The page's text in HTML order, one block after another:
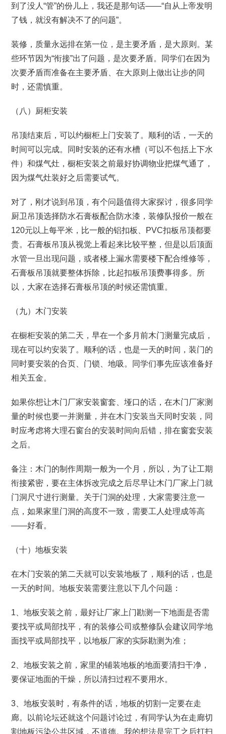
到了没人“管”的份儿上，我还是那句话——“自从上帝发明
了钱，就没有解决不了的问题”。
装修，质量永远排在第一位，是主要矛盾，是大原则。某
些环节因为“衔接”出了问题，是次要矛盾。同学们在因为
次要矛盾而准备在主要矛盾、在大原则上做出让步的同
时，还需慎重。
（八）厨柜安装
吊顶结束后，可以约橱柜上门安装了。顺利的话，一天的
时间可以完成。同时安装的还有水槽（可以不包括上下水
件）和煤气灶，橱柜安装之前最好协调物业把煤气通了，
因为煤气灶装好之后需要试气。
对了，刚才说到吊顶，有个问题值得大家探讨，很多同学
厨卫吊顶选择防水石膏板配合防水漆，装修队报价一般在
120元以上每平米，比一般的铝扣板、PVC扣板吊顶都要
贵。石膏板吊顶从视觉上看起来比较平整，但是以后顶面
水管一旦出现问题，或者楼上漏水需要楼下配合维修等，
石膏板吊顶就要整体拆除，比起扣板吊顶费事得多。所
以，大家在选择石膏板吊顶的时候还需慎重。
（九）木门安装
在橱柜安装的第二天，早在一个多月前木门测量完成后，
现在可以约安装了。顺利的话，也是一天的时间，装门的
同时要安装的合页、门锁、地吸。同学们事先应该准备好
相关五金。
如果你想让木门厂家安装窗套、垭口的话，在木门厂家测
量的时候也要一并测量，并在木门安装当天同时安装，同
时应考虑将大理石窗台的安装时间向后错，排在窗套安装
之后。
备注：木门的制作周期一般为一个月，所以，为了让工期
衔接紧密，要在主体拆改完成之后尽早让木门厂家上门就
门洞尺寸进行测量。关于门洞的处理，大家需要注意一
点，如果家里门洞的高度不一致，需要工人处理成等高
——好看。
（十）地板安装
在木门安装的第二天就可以安装地板了，顺利的话，也是
一天的时间。地板安装需要注意以下几个问题：
1、地板安装之前，最好让厂家上门勘测一下地面是否需
要找平或局部找平，有的装修公司或整修队会建议同学地
面找平或局部找平，以地板厂家的实际勘测为准；
2、地板安装之前，家里的铺装地板的地面要清扫干净，
要保证地面的干燥，所以清扫过程不要用水。
3、地板安装时，有条件的话，地板的切割一定要在走
廊。以前论坛还就这个问题讨论过，有同学认为在走廊切
割地板污染公共区域，不道德。我的想法是完工之后打扫